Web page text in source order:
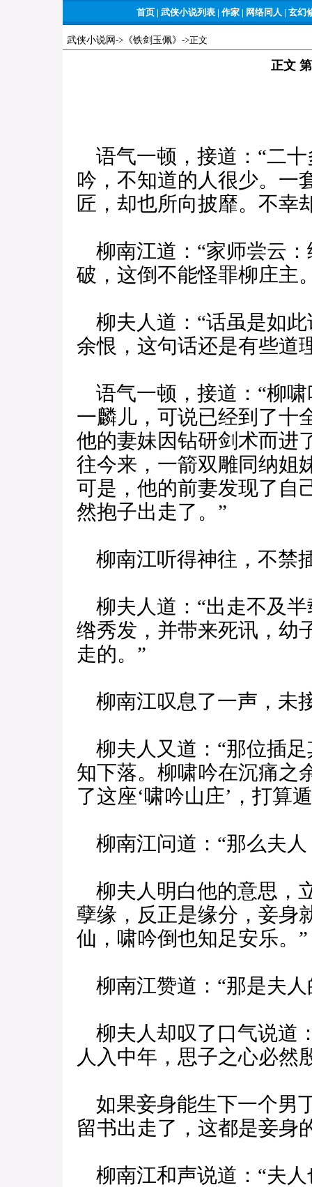
首页 | 武侠小说列表 | 作家 | 网络同人 | 玄幻
武侠小说网 -> 《铁剑玉佩》 ->正文
正文
语气一顿，接道：“二
吟，不知道的人很少。一
匠，却也所向披靡。不幸
柳南江道：“家师尝云
破，这倒不能怪罪柳庄主
柳夫人道：“话虽是如
余恨，这句话还是有些道
语气一顿，接道：“柳
一麟儿，可说已经到了十
他的妻妹因钻研剑术而进
往今来，一箭双雕同纳姐
可是，他的前妻发现了自
然抱子出走了。”
柳南江听得神往，不禁
柳夫人道：“出走不及
绺秀发，并带来死讯，幼
走的。”
柳南江叹息了一声，未
柳夫人又道：“那位插
知下落。柳啸吟在沉痛之
了这座‘啸吟山庄’，打算
柳南江问道：“那么夫人
柳夫人明白他的意思，
孽缘，反正是缘分，妾身
仙，啸吟倒也知足安乐。”
柳南江赞道：“那是夫人
柳夫人却叹了口气说道
人入中年，思子之心必然
如果妾身能生下一个男
留书出走了，这都是妾身
柳南江和声说道：“夫